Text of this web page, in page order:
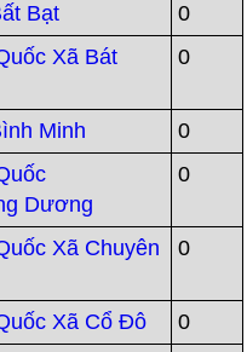
Bạt
0
Xã Bát
0
Minh
0
Dương
0
Xã Chuyên
0
Xã Cổ Đô
0